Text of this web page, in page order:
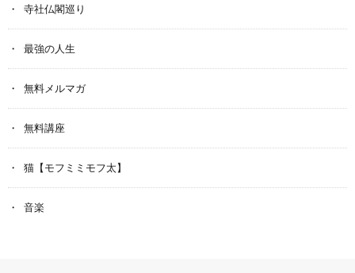
寺社仏閣巡り
最強の人生
無料メルマガ
無料講座
猫【モフミミモフ太】
音楽